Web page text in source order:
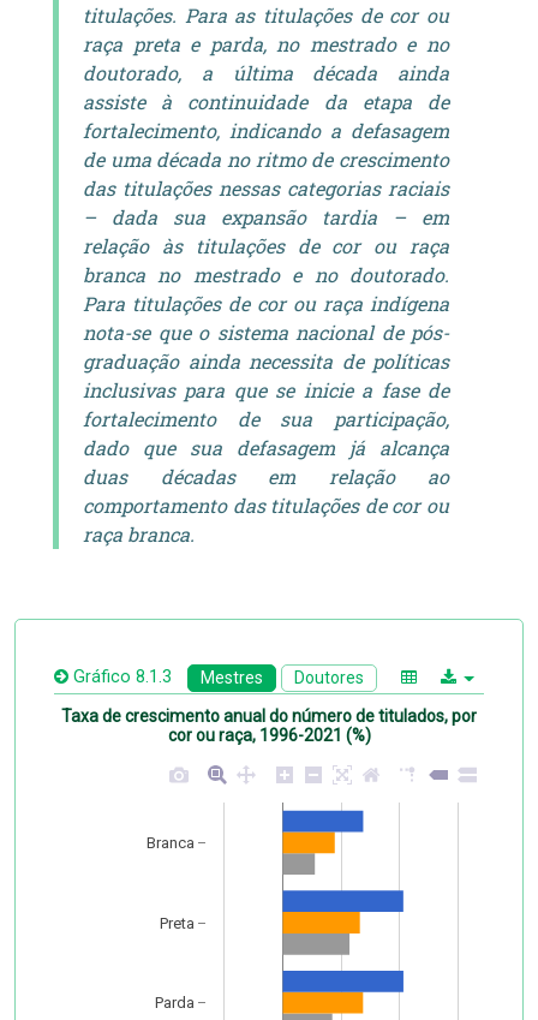
titulações. Para as titulações de cor ou
raça preta e parda, no mestrado e no
doutorado, a última década ainda
assiste à continuidade da etapa de
fortalecimento, indicando a defasagem
de uma década no ritmo de crescimento
das titulações nessas categorias raciais
– dada sua expansão tardia – em
relação às titulações de cor ou raça
branca no mestrado e no doutorado.
Para titulações de cor ou raça indígena
nota-se que o sistema nacional de pós-
graduação ainda necessita de políticas
inclusivas para que se inicie a fase de
fortalecimento de sua participação,
dado que sua defasagem já alcança
duas décadas em relação ao
comportamento das titulações de cor ou
raça branca.
Gráfico 8.1.3 Mestres Doutores
Taxa de crescimento anual do número de titulados, por
cor ou raça, 1996-2021 (%)
Parda
Preta
Branca